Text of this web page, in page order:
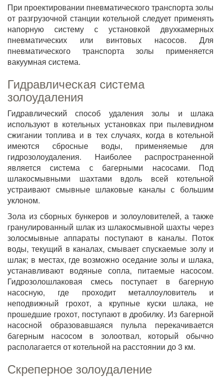
При проектировании пневматического транспорта золы
от разгрузочной станции котельной следует применять
напорную систему с установкой двухкамерных
пневматических или винтовых насосов. Для
пневматического транспорта золы применяется
вакуумная система.
Гидравлическая система
золоудаления
Гидравлический способ удаления золы и шлака
используют в котельных установках при пылевидном
сжигании топлива и в тех случаях, когда в котельной
имеются сбросные воды, применяемые для
гидрозолоудаления. Наиболее распространенной
является система с багерными насосами. Под
шлакосмывными шахтами вдоль всей котельной
устраивают смывные шлаковые каналы с большим
уклоном.
Зола из сборных бункеров и золоуловителей, а также
гранулированный шлак из шлакосмывной шахты через
золосмывные аппараты поступают в каналы. Поток
воды, текущий в каналах, смывает спускаемые золу и
шлак; в местах, где возможно оседание золы и шлака,
устанавливают водяные сопла, питаемые насосом.
Гидрозолошлаковая смесь поступает в багерную
насосную, где проходит металлоуловитель и
неподвижный грохот, а крупные куски шлака, не
прошедшие грохот, поступают в дробилку. Из багерной
насосной образовавшаяся пульпа перекачивается
багерным насосом в золоотвал, который обычно
располагается от котельной на расстоянии до 3 км.
Скреперное золоудаление